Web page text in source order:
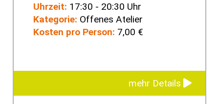
Uhrzeit: 17:30 - 20:30 Uhr
Kategorie: Offenes Atelier
Kosten pro Person: 7,00 €
mehr Details